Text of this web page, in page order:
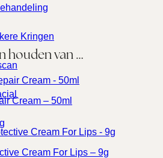
Kringen
houden van …
Cream – 50ml
Cream For Lips – 9g